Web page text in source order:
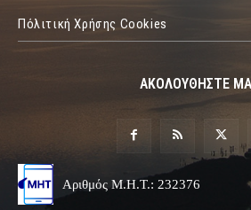
Πόλιτική Χρήσης Cookies
ΑΚΟΛΟΥΘΗΣΤΕ
Αριθμός Μ.Η.Τ.: 232376